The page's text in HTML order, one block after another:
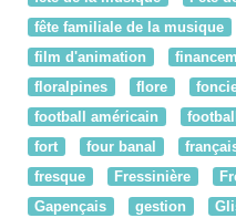
fête familiale de la musique
film d'animation
floralpines
flore
football américain
fort
four banal
fresque
Fressinière
Gapençais
gestion